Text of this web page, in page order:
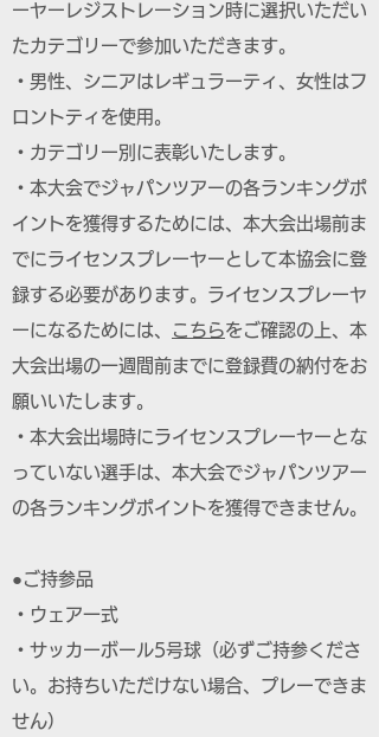
ーヤーレジストレーション時に選択いただい
たカテゴリーで参加いただきます。
・男性、シニアはレギュラーティ、女性はフ
ロントティを使用。
・カテゴリー別に表彰いたします。
・本大会でジャパンツアーの各ランキングポ
イントを獲得するためには、本大会出場前ま
でにライセンスプレーヤーとして本協会に登
録する必要があります。ライセンスプレーヤ
ーになるためには、
こちらをご確認の上、本
大会出場の一週間前までに登録費の納付をお
願いいたします。
・本大会出場時にライセンスプレーヤーとな
っていない選手は、本大会でジャパンツアー
の各ランキングポイントを獲得できません。
●ご持参品
・ウェア一式
・サッカーボール5号球（必ずご持参くださ
い。お持ちいただけない場合、プレーできま
せん）